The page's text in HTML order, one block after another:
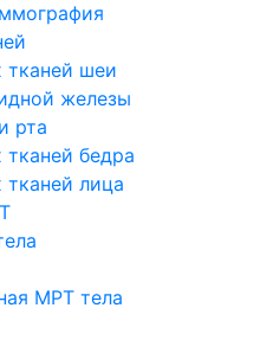
тканей шеи
железы
рта
бедра
лица
МРТ тела